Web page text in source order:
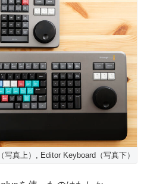
真上）, Editor Keyboard（写真下）